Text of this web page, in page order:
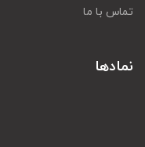
تماس با ما
نمادها